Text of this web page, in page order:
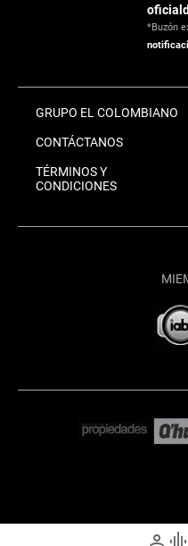
*Buzón
GRUPO EL COLOMBIANO
CONTÁCTANOS
TÉRMINOS Y
CONDICIONES